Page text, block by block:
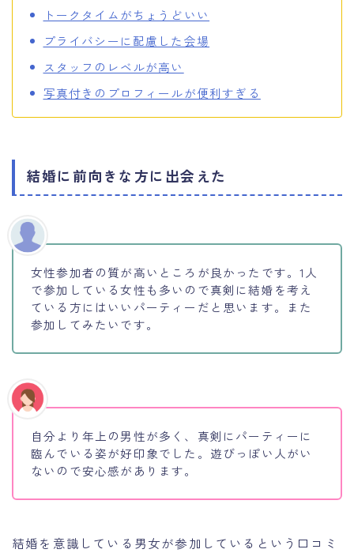
トークタイムがちょうどいい
プライバシーに配慮した会場
スタッフのレベルが高い
写真付きのプロフィールが便利すぎる
結婚に前向きな方に出会えた
女性参加者の質が高いところが良かったです。1人
で参加している女性も多いので真剣に結婚を考え
ている方にはいいパーティーだと思います。また
参加してみたいです。
自分より年上の男性が多く、真剣にパーティーに
臨んでいる姿が好印象でした。遊びっぽい人がい
ないので安心感があります。
結婚を意識している男女が参加しているという口コミ